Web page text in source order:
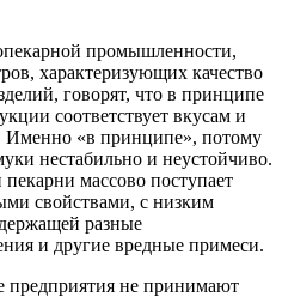
промышленности,
характеризующих качество
говорят, что в принципе
соответствует вкусам и
Именно «в принципе», потому
нестабильно и неустойчиво.
массово поступает
свойствами, с низким
разные
и другие вредные примеси.
предприятия не принимают